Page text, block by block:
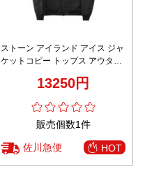
ストーン アイランド アイス ジャ
ケットコピー トップス アウター
13250円
販売個数1件
佐川急便 HOT